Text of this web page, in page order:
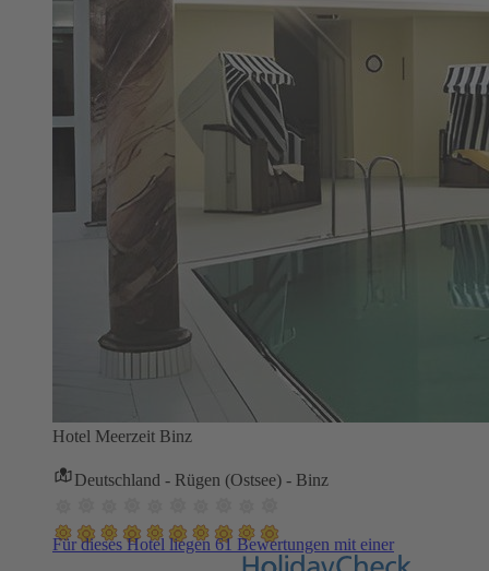
Hotel Meerzeit Binz
Deutschland - Rügen (Ostsee) - Binz
Für dieses Hotel liegen 61 Bewertungen mit einer